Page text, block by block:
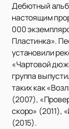
Дебютный
настоящим
000
Пластинка».
установили
«Чартовой
группа
таких как
(2007),
скоро» (2011),
(2015).